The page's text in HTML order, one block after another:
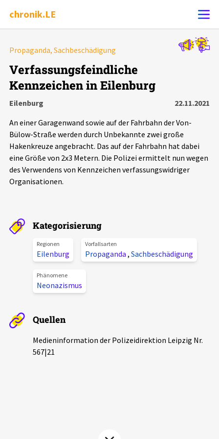
chronik.LE
Ereignis melden
Chronik
Leipziger Zustände
Schlaglichter
Aktuelles
Alle Beiträge
Veranstaltungen
Pressemitteilungen
Podcasts
Über uns
Projektbeschreibung
Unterstützer_innen
Spenden
Propaganda, Sachbeschädigung
Verfassungsfeindliche
Kennzeichen in Eilenburg
Eilenburg
22.11.2021
An einer Garagenwand sowie auf der Fahrbahn der Von-
Bülow-Straße werden durch Unbekannte zwei große
Hakenkreuze angebracht. Das auf der Fahrbahn hat dabei
eine Größe von 2x3 Metern. Die Polizei ermittelt nun wegen
des Verwendens von Kennzeichen verfassungswidriger
Organisationen.
Kategorisierung
Regionen
Eilenburg
Vorfallsarten
Propaganda , Sachbeschädigung
Phänomene
Neonazismus
Quellen
Medieninformation der Polizeidirektion Leipzig Nr.
567|21
Alle Ereignisse
Ereignisse
Ereignisse Statistik